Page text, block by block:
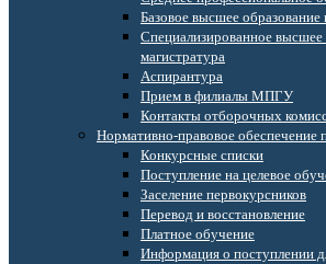
Базовое высшее образование
Специализированное высшее
магистратура
Аспирантура
Прием в филиалы МПГУ
Контакты отборочных
Нормативно-правовое обеспечение
Конкурсные списки
Поступление на целевое
Заселение первокурсников
Перевод и восстановление
Платное обучение
Информация о поступлении